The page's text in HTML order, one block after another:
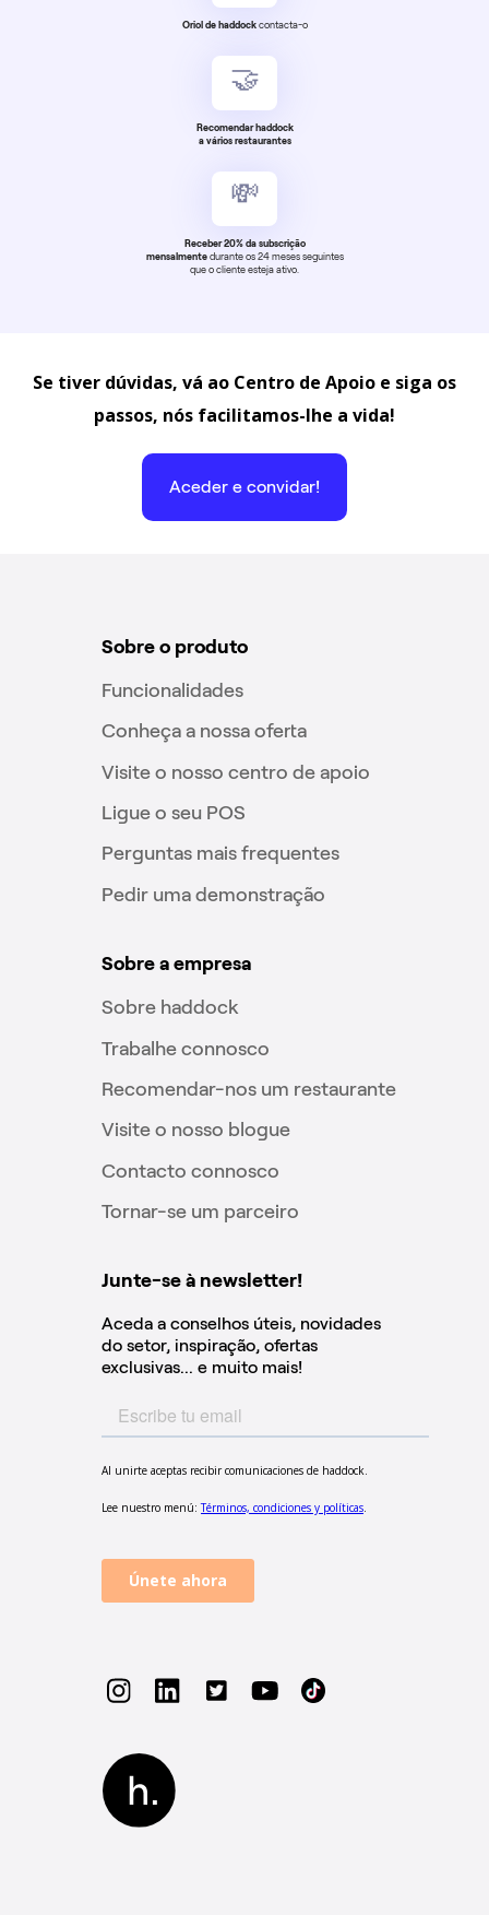
Oriol de haddock contacta-o
🤝
Recomendar haddock
a vários restaurantes
💸
Receber 20% da subscrição
mensalmente durante os 24 meses seguintes
que o cliente esteja ativo.
Se tiver dúvidas, vá ao Centro de Apoio e siga os
passos, nós facilitamos-lhe a vida!
Aceder e convidar!
Sobre o produto
Funcionalidades
Conheça a nossa oferta
Visite o nosso centro de apoio
Ligue o seu POS
Perguntas mais frequentes
Pedir uma demonstração
Sobre a empresa
Sobre haddock
Trabalhe connosco
Recomendar-nos um restaurante
Visite o nosso blogue
Contacto connosco
Tornar-se um parceiro
Junte-se à newsletter!
Aceda a conselhos úteis, novidades
do setor, inspiração, ofertas
exclusivas... e muito mais!